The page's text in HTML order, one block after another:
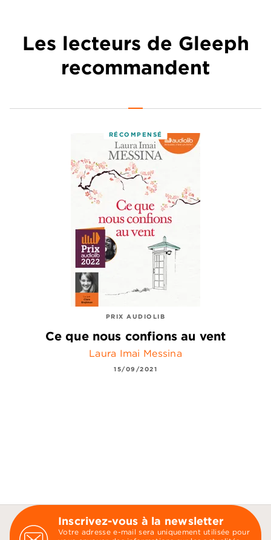
Les lecteurs de Gleeph
recommandent
RÉCOMPENSÉ
PRIX AUDIOLIB
Ce que nous confions au vent
Laura Imai Messina
15/09/2021
Inscrivez-vous à la newsletter
Votre adresse e-mail sera uniquement utilisée pour